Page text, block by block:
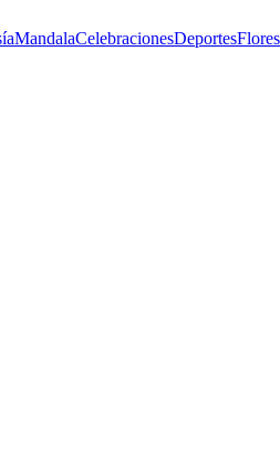
MandalaCelebracionesDeportesFlores